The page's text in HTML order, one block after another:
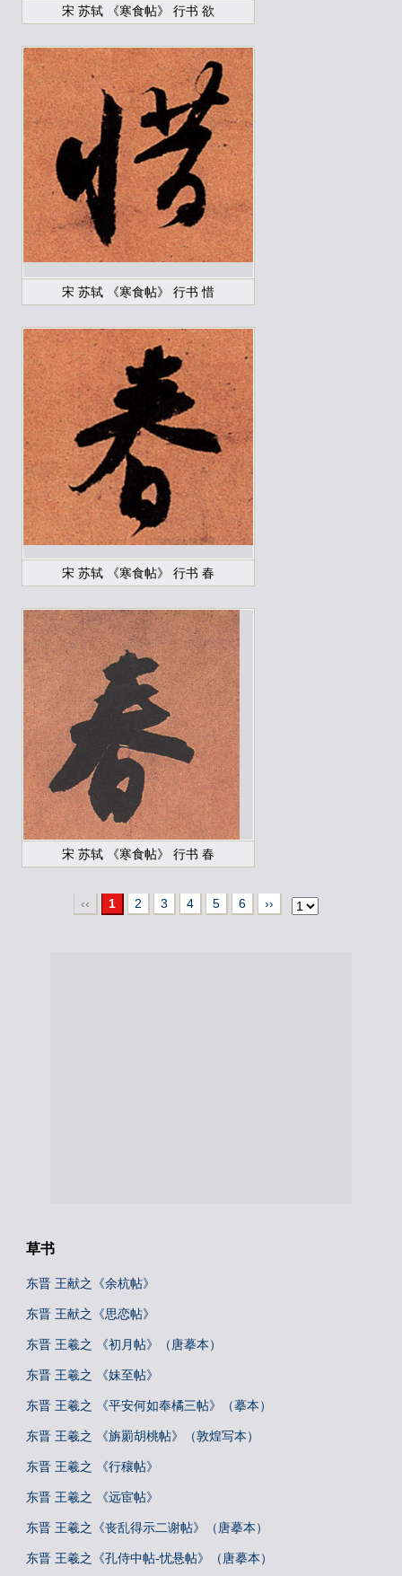
宋 苏轼 《寒食帖》 行书 欲
宋 苏轼 《寒食帖》 行书 惜
宋 苏轼 《寒食帖》 行书 春
宋 苏轼 《寒食帖》 行书 春
‹‹ 1 2 3 4 5 6 ››
草书
东晋 王献之《余杭帖》
东晋 王献之《思恋帖》
东晋 王羲之 《初月帖》（唐摹本）
东晋 王羲之 《妹至帖》
东晋 王羲之 《平安何如奉橘三帖》（摹本）
东晋 王羲之 《旃罽胡桃帖》（敦煌写本）
东晋 王羲之 《行穰帖》
东晋 王羲之 《远宦帖》
东晋 王羲之《丧乱得示二谢帖》（唐摹本）
东晋 王羲之《孔侍中帖-忧悬帖》（唐摹本）